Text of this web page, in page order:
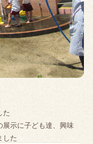
た
展示に子ども達、興味
した